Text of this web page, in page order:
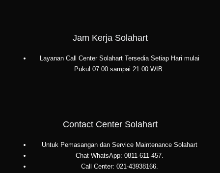
Jam Kerja Solahart
Layanan Call Center Solahart Tersedia Setiap Hari mulai
Pukul 07.00 sampai 21.00 WIB.
Contact Center Solahart
Untuk Pemasangan dan Service Maintenance Solahart
Chat WhatsApp: 0811-611-457.
Call Center: 021-43938166.